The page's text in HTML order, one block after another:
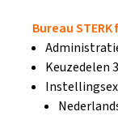
Bureau
Keuzedelen